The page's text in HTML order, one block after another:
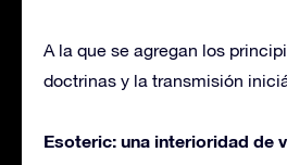
A la que se agregan los
doctrinas y la transmisión
Esoteric: una interioridad de